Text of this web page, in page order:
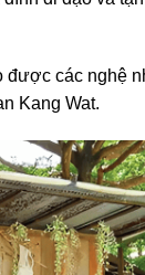
được các nghệ
Kang Wat.